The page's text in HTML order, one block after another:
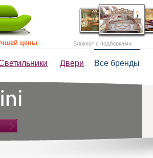
Двери Все бренды
цены Блокнот с подборками.